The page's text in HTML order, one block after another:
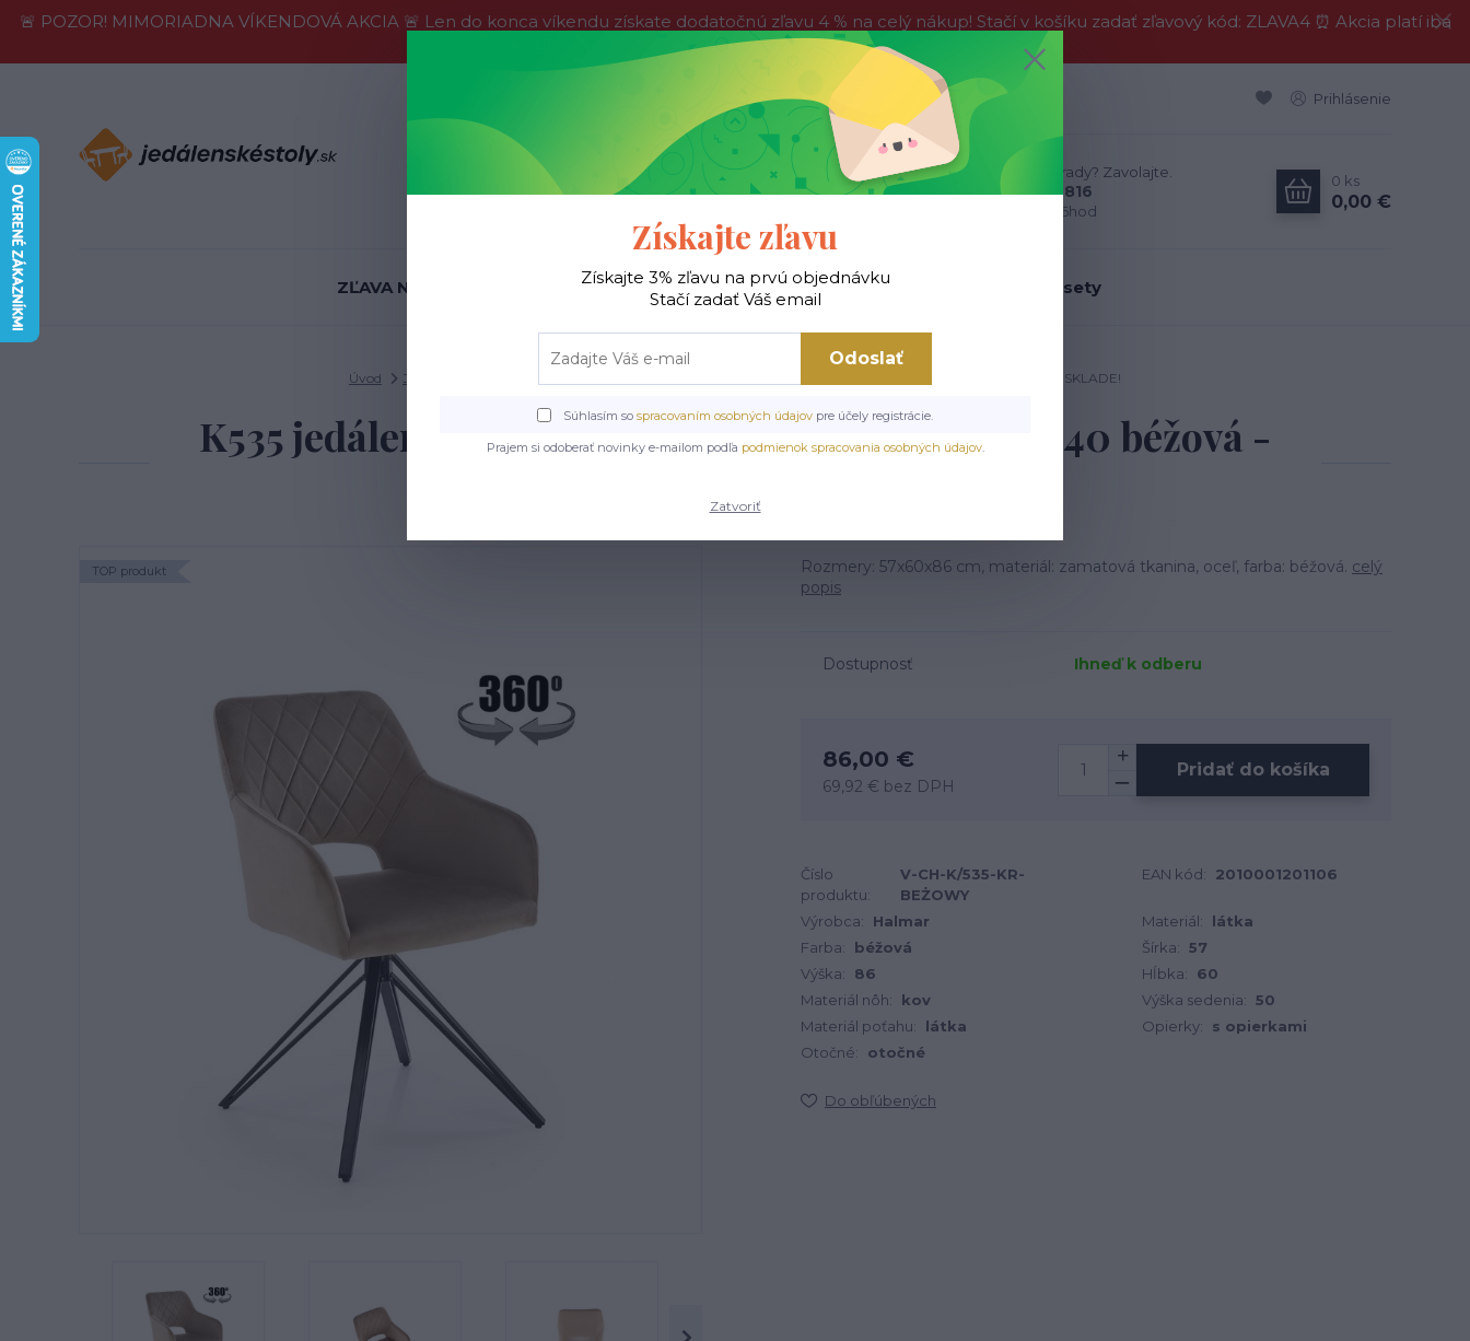
🚨 POZOR! MIMORIADNA VÍKENDOVÁ AKCIA 🚨 Len do konca víkendu získate dodatočnú zľavu 4 % na celý nákup! Stačí v košíku zadať zľavový kód: ZLAVA4 ⏰ Akcia platí iba
do nedele, tak neváhajte a nakúpte výhodnejšie ešte dnes!
Prihlásenie
Hľadať
Neviete si rady? Zavolajte.
0911 594 816
Po-Pia, 9-16hod
0 ks
0,00 €
ZĽAVA NA SKLADE ! Jedálenské stoly Jedálenské stoličky Jedálenské sety
Úvod Jedálenské stoličky K535 jedálenská stolička otočná, látka BLUVEL#40 béžová - NA SKLADE!
K535 jedálenská stolička otočná, látka BLUVEL#40 béžová -
TOP produkt Rozmery: 57x60x86 cm, materiál: zamatová tkanina, oceľ, farba: béžová. celý
popis
Dostupnosť Ihneď k odberu
86,00 €
69,92 € bez DPH
Pridať do košíka
Číslo
produktu:
V-CH-K/535-KR-
BEŻOWY
EAN kód: 2010001201106
Výrobca: Halmar Materiál:
látka
Farba:
béžová Šírka: 57
Výška:
86 Hĺbka:
60
Materiál nôh:
kov Výška sedenia: 50
Materiál poťahu:
látka Opierky:
s opierkami
Otočné:
otočné
Do obľúbených
Získajte zľavu
Získajte 3% zľavu na prvú objednávku
Stačí zadať Váš email
Odoslať
Súhlasím so spracovaním osobných údajov pre účely registrácie.
Prajem si odoberať novinky e-mailom podľa podmienok spracovania osobných údajov.
Zatvoriť